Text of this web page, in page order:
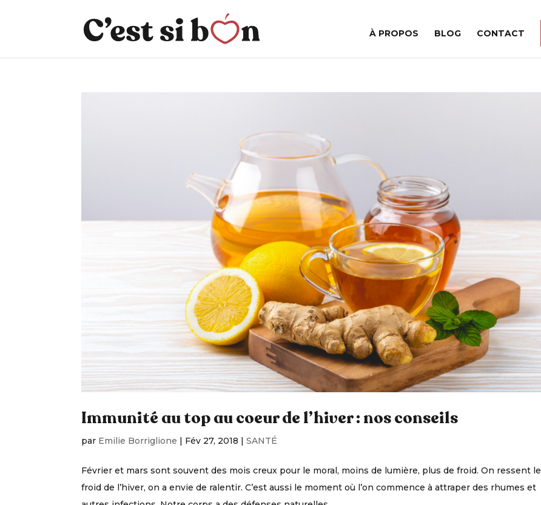
À PROPOS BLOG CONTACT
Immunité au top au coeur de l’hiver : nos conseils
par Emilie Borriglione | Fév 27, 2018 |SANTÉ
Février et mars sont souvent des mois creux pour le moral, moins de lumière, plus de froid. On ressent le
froid de l’hiver, on a envie de ralentir. C’est aussi le moment où l’on commence à attraper des rhumes et